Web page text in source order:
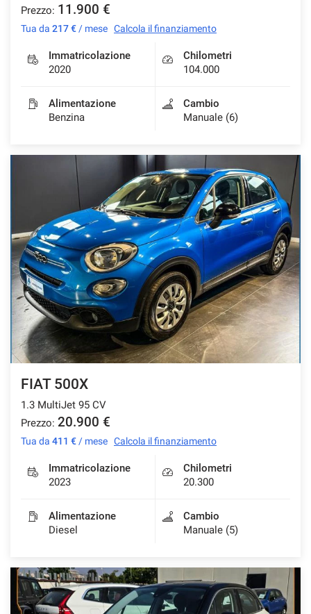
Prezzo: 11.900 €
Tua da 217 € / mese Calcola il finanziamento
Immatricolazione
2020
Chilometri
104.000
Alimentazione
Benzina
Cambio
Manuale (6)
FIAT 500X
1.3 MultiJet 95 CV
Prezzo: 20.900 €
Tua da 411 € / mese Calcola il finanziamento
Immatricolazione
2023
Chilometri
20.300
Alimentazione
Diesel
Cambio
Manuale (5)